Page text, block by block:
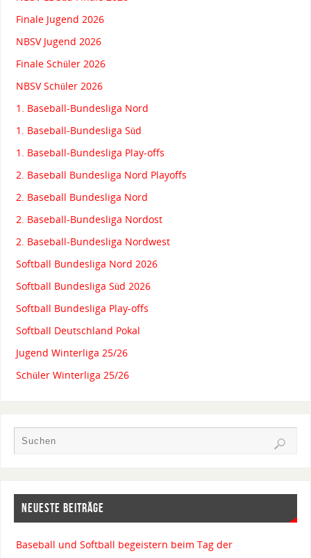
Finale Jugend 2026
NBSV Jugend 2026
Finale Schüler 2026
NBSV Schüler 2026
1. Baseball-Bundesliga Nord
1. Baseball-Bundesliga Süd
1. Baseball-Bundesliga Play-offs
2. Baseball Bundesliga Nord Playoffs
2. Baseball Bundesliga Nord
2. Baseball-Bundesliga Nordost
2. Baseball-Bundesliga Nordwest
Softball Bundesliga Nord 2026
Softball Bundesliga Süd 2026
Softball Bundesliga Play-offs
Softball Deutschland Pokal
Jugend Winterliga 25/26
Schüler Winterliga 25/26
NEUESTE BEITRÄGE
Baseball und Softball begeistern beim Tag der